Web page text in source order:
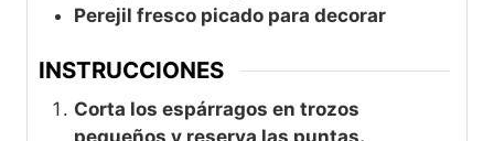
Perejil fresco picado para decorar
INSTRUCCIONES
Corta los espárragos en trozos